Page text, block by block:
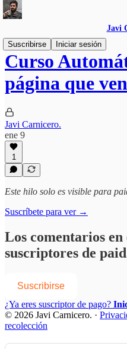
Javi
Suscribirse
Iniciar sesión
Curso
página que
Javi Carnicero.
ene 9
1
Este hilo solo es visible para
Suscríbete para ver →
Los comentarios en
suscriptores de
Suscribirse
¿Ya eres suscriptor de pago?
© 2026 Javi Carnicero. ·
recolección